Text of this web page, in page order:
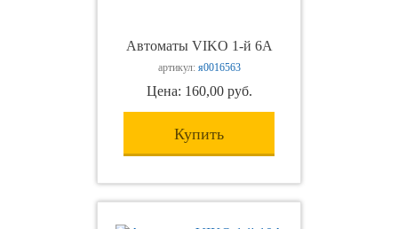
Автоматы VIKO 1-й 6А
артикул: я0016563
Цена: 160,00 руб.
Купить